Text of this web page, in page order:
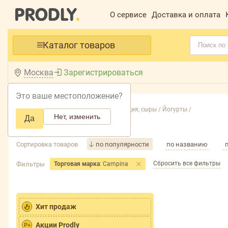
О сервисе Доставка и оплата
Каталог товаров
Москва
Это ваше местоположение?
Да Нет, изменить
Зарегистрироваться
Главная /Каталог /Молочная продукция, сыры / Йогурты /
Йогурты
Сортировка товаров по популярности по названию
Фильтры Торговая марка: Campina Сбросить все фильтры
Хит продаж
P+ Акции Prodly